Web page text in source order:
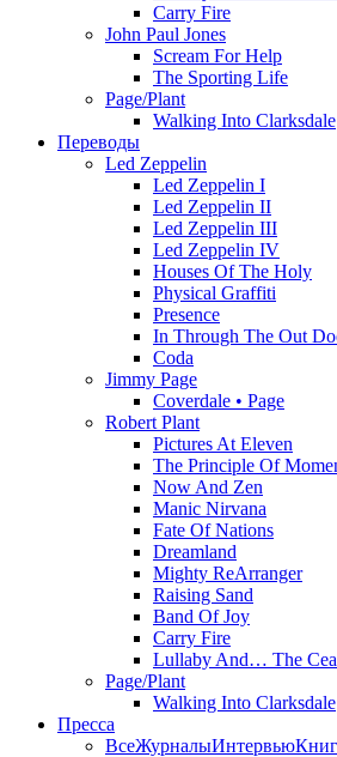
Carry Fire
John Paul Jones
Scream For Help
The Sporting Life
Page/Plant
Walking Into Clarksdale
Переводы
Led Zeppelin
Led Zeppelin I
Led Zeppelin II
Led Zeppelin III
Led Zeppelin IV
Houses Of The Holy
Physical Graffiti
Presence
In Through The Out
Coda
Jimmy Page
Coverdale • Page
Robert Plant
Pictures At Eleven
The Principle Of
Now And Zen
Manic Nirvana
Fate Of Nations
Dreamland
Mighty ReArranger
Raising Sand
Band Of Joy
Carry Fire
Lullaby And… The
Page/Plant
Walking Into Clarksdale
Пресса
ВсеЖурналыИнтервью